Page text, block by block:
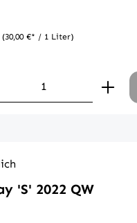
(30,00 €* / 1 Liter)
1-3 Tage
Anzahl: Gib
Chardonnay 'S' 2022 QW